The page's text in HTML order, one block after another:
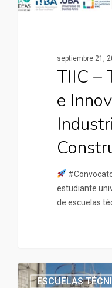
septiembre 21,
TIIC –
e
estudiante
de escuelas
ESCUELAS